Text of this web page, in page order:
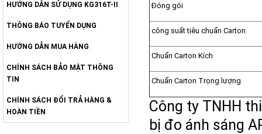
Đóng gói
công suất tiêu chuẩn Carton
Chuẩn Carton Kích
Chuẩn Carton Trọng lượng
Công ty TNHH
bị đo ánh sáng
HƯỚNG DẪN SỬ DỤNG KG316T-II
THÔNG BÁO TUYỂN DỤNG
HƯỚNG DẪN MUA HÀNG
CHÍNH SÁCH BẢO MẬT THÔNG
TIN
CHÍNH SÁCH ĐỔI TRẢ HÀNG &
HOÀN TIỀN